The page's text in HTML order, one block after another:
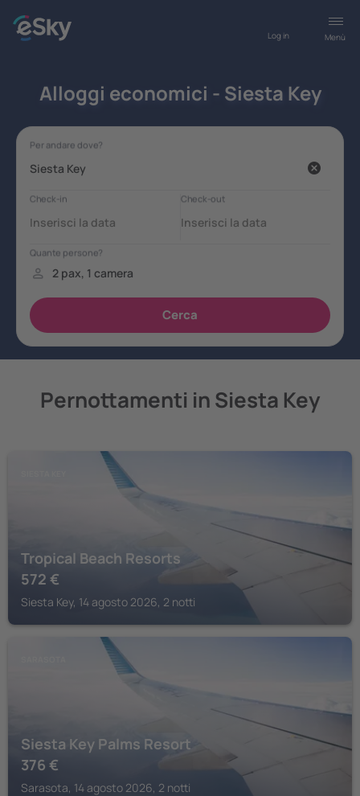
Menù
Log in
Alloggi economici - Siesta Key
Pernottamenti in Siesta Key
Tropical Beach Resorts
572 €
Siesta Key, 14 agosto 2026, 2 notti
Siesta Key Palms Resort
376 €
Sarasota, 14 agosto 2026, 2 notti